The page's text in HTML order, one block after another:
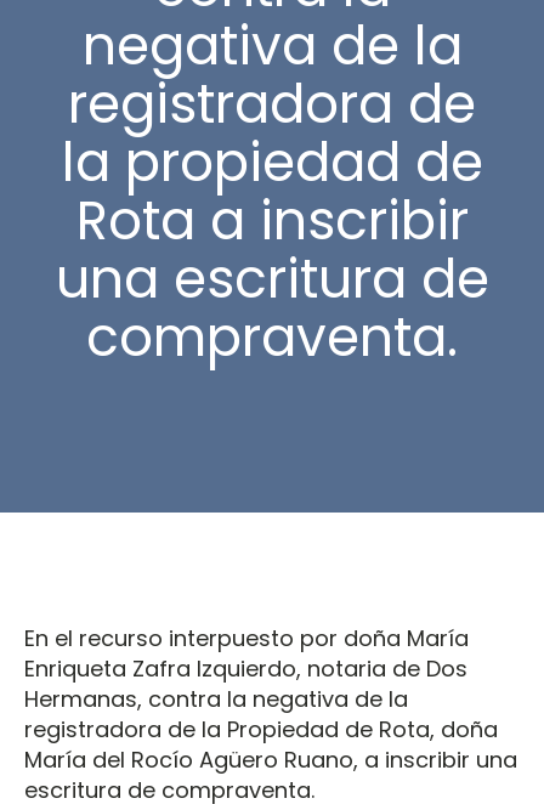
negativa de la
registradora de
la propiedad de
Rota a inscribir
una escritura de
compraventa.
En el recurso interpuesto por doña María
Enriqueta Zafra Izquierdo, notaria de Dos
Hermanas, contra la negativa de la
registradora de la Propiedad de Rota, doña
María del Rocío Agüero Ruano, a inscribir una
escritura de compraventa.